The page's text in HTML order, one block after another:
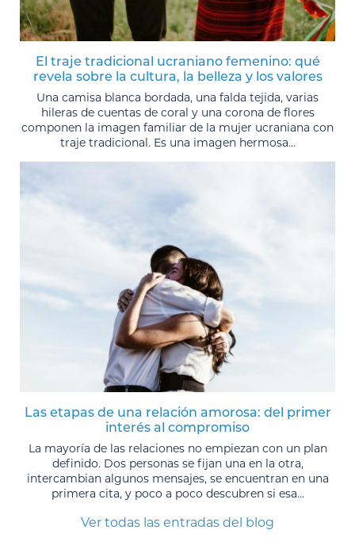
El traje tradicional ucraniano femenino: qué
revela sobre la cultura, la belleza y los valores
Una camisa blanca bordada, una falda tejida, varias
hileras de cuentas de coral y una corona de flores
componen la imagen familiar de la mujer ucraniana con
traje tradicional. Es una imagen hermosa...
Las etapas de una relación amorosa: del primer
interés al compromiso
La mayoría de las relaciones no empiezan con un plan
definido. Dos personas se fijan una en la otra,
intercambian algunos mensajes, se encuentran en una
primera cita, y poco a poco descubren si esa...
Ver todas las entradas del blog